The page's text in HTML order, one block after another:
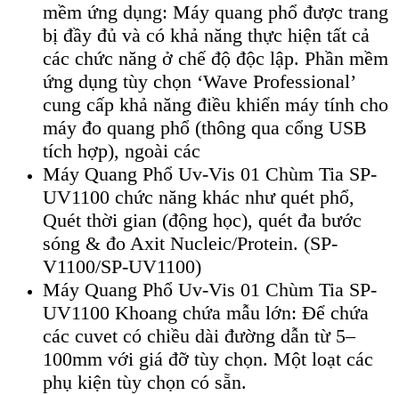
mềm ứng dụng: Máy quang phổ được trang
bị đầy đủ và có khả năng thực hiện tất cả
các chức năng ở chế độ độc lập. Phần mềm
ứng dụng tùy chọn ‘Wave Professional’
cung cấp khả năng điều khiển máy tính cho
máy đo quang phổ (thông qua cổng USB
tích hợp), ngoài các
Máy Quang Phổ Uv-Vis 01 Chùm Tia SP-
UV1100 chức năng khác như quét phổ,
Quét thời gian (động học), quét đa bước
sóng & đo Axit Nucleic/Protein. (SP-
V1100/SP-UV1100)
Máy Quang Phổ Uv-Vis 01 Chùm Tia SP-
UV1100 Khoang chứa mẫu lớn: Để chứa
các cuvet có chiều dài đường dẫn từ 5–
100mm với giá đỡ tùy chọn. Một loạt các
phụ kiện tùy chọn có sẵn.